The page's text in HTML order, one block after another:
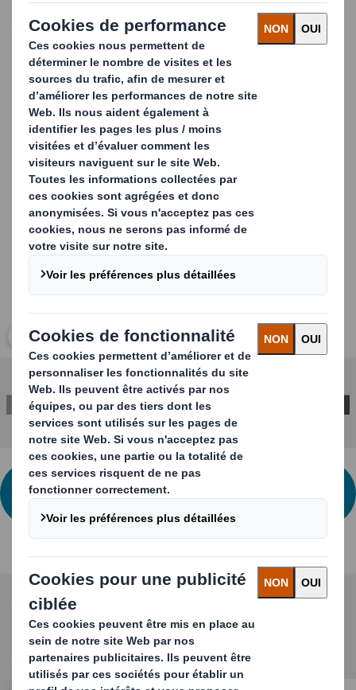
rigoureux afin d'optimiser leur efficacité sur des lignes à
grande vitesse. Afin de répondre à la demande pour ce
type d'emballages prêts à l'emploi et à l'ouverture en
point de vente, nos équipes de conception travaillent en
étroite collaboration avec des spécialistes de la découpe.
Il en résulte une technologie de perforation de pointe
qui facilite l'ouverture, de manière régulière et propre,
sans compromettre le rendement du cycle de
production.
Carousel. Use previous and next buttons to move
Cliquez pour agrandir l’image
N'HÉSITEZ PAS À NOUS CONTACTER POUR
PLUS D'INFORMATIONS
Produits associés